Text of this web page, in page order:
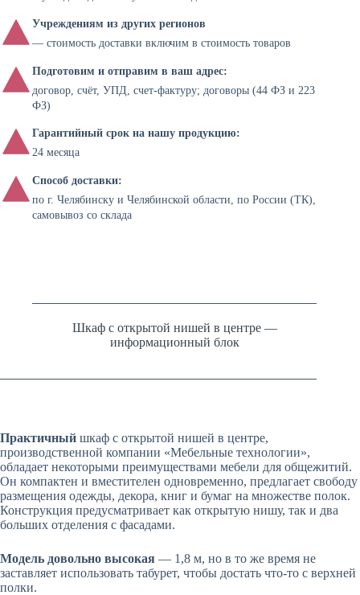
Учреждениям из других регионов
— стоимость доставки включим в стоимость товаров
Подготовим и отправим в ваш адрес:
договор, счёт, УПД, счет-фактуру; договоры (44 ФЗ и 223
ФЗ)
Гарантийный срок на нашу продукцию:
24 месяца
Способ доставки:
по г. Челябинску и Челябинской области, по России (ТК),
самовывоз со склада
Шкаф с открытой нишей в центре —
информационный блок
Практичный шкаф с открытой нишей в центре,
производственной компании «Мебельные технологии»,
обладает некоторыми преимуществами мебели для общежитий.
Он компактен и вместителен одновременно, предлагает свободу
размещения одежды, декора, книг и бумаг на множестве полок.
Конструкция предусматривает как открытую нишу, так и два
больших отделения с фасадами.
Модель довольно высокая — 1,8 м, но в то же время не
заставляет использовать табурет, чтобы достать что-то с верхней
полки.